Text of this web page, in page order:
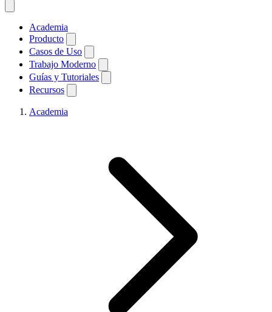
Academia
Producto
Casos de Uso
Trabajo Moderno
Guías y Tutoriales
Recursos
Academia